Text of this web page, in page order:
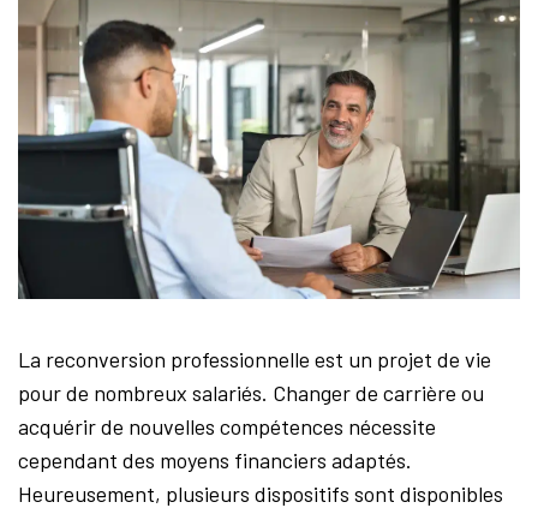
Newsletters – Entreprise
IDF
La Maison de la Reconversion
Nous contacter
Espace personnel
Instances
La reconversion professionnelle est un projet de vie
pour de nombreux salariés. Changer de carrière ou
acquérir de nouvelles compétences nécessite
cependant des moyens financiers adaptés.
Heureusement, plusieurs dispositifs sont disponibles